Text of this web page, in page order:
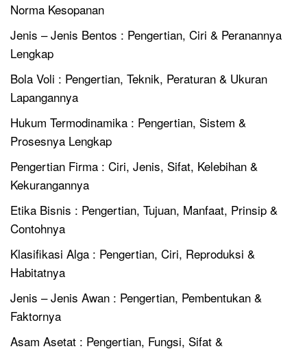
Norma Kesopanan
Jenis – Jenis Bentos : Pengertian, Ciri & Peranannya
Lengkap
Bola Voli : Pengertian, Teknik, Peraturan & Ukuran
Lapangannya
Hukum Termodinamika : Pengertian, Sistem &
Prosesnya Lengkap
Pengertian Firma : Ciri, Jenis, Sifat, Kelebihan &
Kekurangannya
Etika Bisnis : Pengertian, Tujuan, Manfaat, Prinsip &
Contohnya
Klasifikasi Alga : Pengertian, Ciri, Reproduksi &
Habitatnya
Jenis – Jenis Awan : Pengertian, Pembentukan &
Faktornya
Asam Asetat : Pengertian, Fungsi, Sifat &